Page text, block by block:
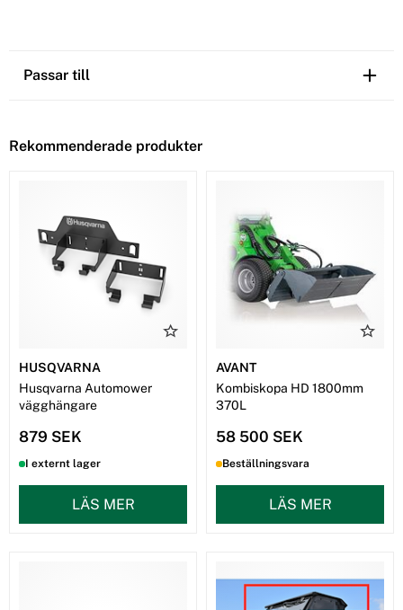
Passar till
Rekommenderade produkter
HUSQVARNA
Husqvarna Automower
vägghängare
879 SEK
I externt lager
LÄS MER
AVANT
Kombiskopa HD 1800mm
370L
58 500 SEK
Beställningsvara
LÄS MER